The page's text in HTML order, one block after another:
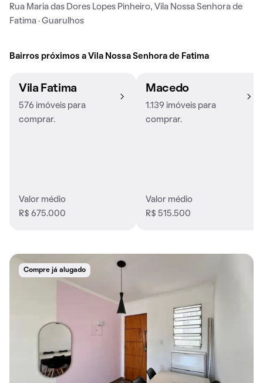
Rua Maria das Dores Lopes Pinheiro, Vila Nossa Senhora de
Fatima · Guarulhos
Bairros próximos a Vila Nossa Senhora de Fatima
Vila Fatima
576 imóveis para
comprar.
Valor médio
R$ 675.000
Macedo
1.139 imóveis para
comprar.
Valor médio
R$ 515.500
Compre já alugado